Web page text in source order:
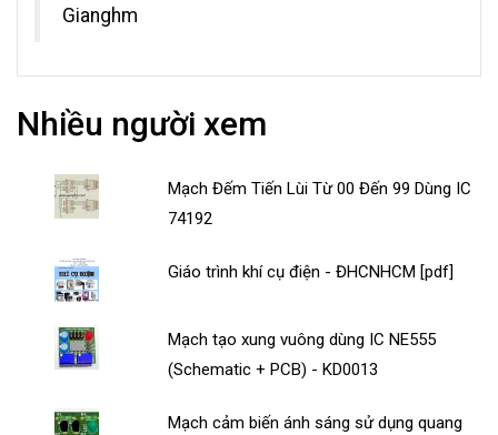
Gianghm
Nhiều người xem
Mạch Đếm Tiến Lùi Từ 00 Đến 99 Dùng IC
74192
Giáo trình khí cụ điện - ĐHCNHCM [pdf]
Mạch tạo xung vuông dùng IC NE555
(Schematic + PCB) - KD0013
Mạch cảm biến ánh sáng sử dụng quang